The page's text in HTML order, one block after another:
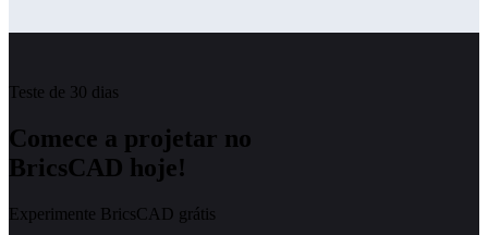
Teste de 30 dias
Comece a projetar no
BricsCAD hoje!
Experimente BricsCAD grátis